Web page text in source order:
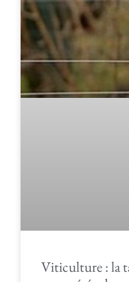
Viticulture : la